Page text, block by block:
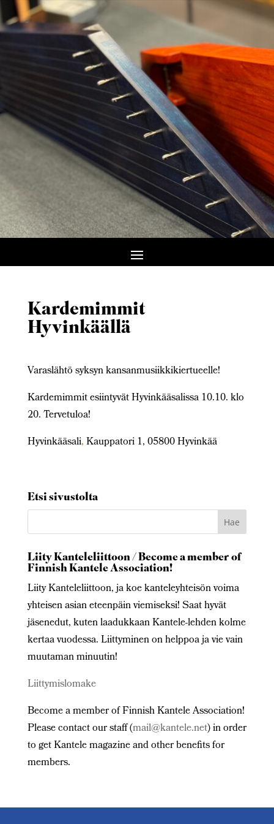
Kardemimmit
Hyvinkäällä
Varaslähtö syksyn kansanmusiikkikiertueelle!
Kardemimmit esiintyvät Hyvinkääsalissa 10.10. klo
20. Tervetuloa!
Hyvinkääsali,Kauppatori 1, 05800 Hyvinkää
Etsi sivustolta
Liity Kanteleliittoon / Become a member of
Finnish Kantele Association!
Liity Kanteleliittoon, ja koe kanteleyhteisön voima
yhteisen asian eteenpäin viemiseksi! Saat hyvät
jäsenedut, kuten laadukkaan Kantele-lehden kolme
kertaa vuodessa. Liittyminen on helppoa ja vie vain
muutaman minuutin!
Liittymislomake
Become a member of Finnish Kantele Association!
Please contact our staff (mail@kantele.net) in order
to get Kantele magazine and other benefits for
members.